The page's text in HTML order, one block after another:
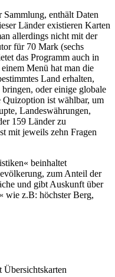
Sammlung, enthält Daten
Länder existieren Karten
allerdings nicht mit der
für 70 Mark (sechs
das Programm auch in
Menü hat man die
Land erhalten,
bringen, oder einige globale
Quizoption ist wählbar, um
Landeswährungen,
159 Länder zu
mit jeweils zehn Fragen
beinhaltet
zum Anteil der
und gibt Auskunft über
wie z.B: höchster Berg,